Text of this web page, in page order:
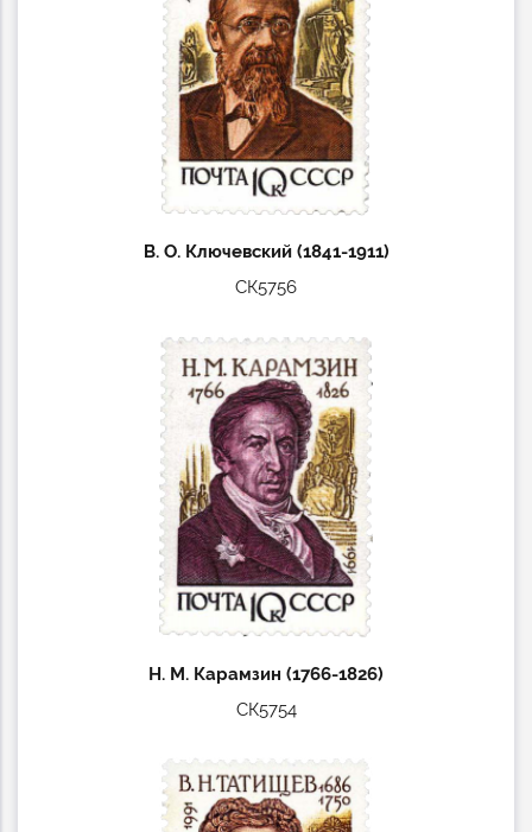
В. О. Ключевский (1841-1911)
СК5756
Н. М. Карамзин (1766-1826)
СК5754